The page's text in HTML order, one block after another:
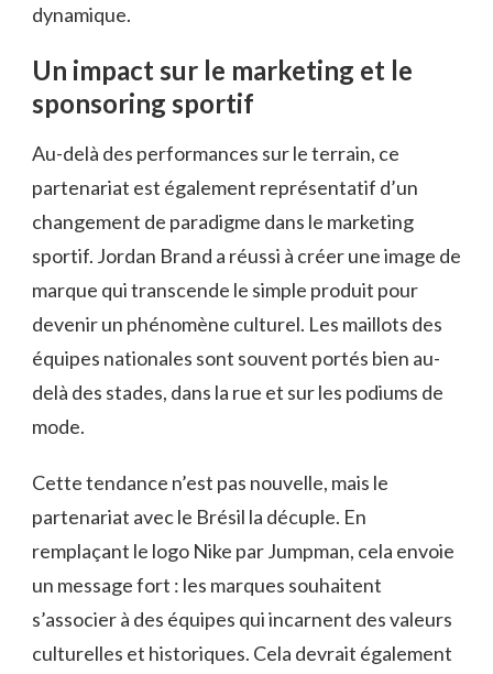
dynamique.
Un impact sur le marketing et le
sponsoring sportif
Au-delà des performances sur le terrain, ce
partenariat est également représentatif d’un
changement de paradigme dans le marketing
sportif. Jordan Brand a réussi à créer une image de
marque qui transcende le simple produit pour
devenir un phénomène culturel. Les maillots des
équipes nationales sont souvent portés bien au-
delà des stades, dans la rue et sur les podiums de
mode.
Cette tendance n’est pas nouvelle, mais le
partenariat avec le Brésil la décuple. En
remplaçant le logo Nike par Jumpman, cela envoie
un message fort : les marques souhaitent
s’associer à des équipes qui incarnent des valeurs
culturelles et historiques. Cela devrait également